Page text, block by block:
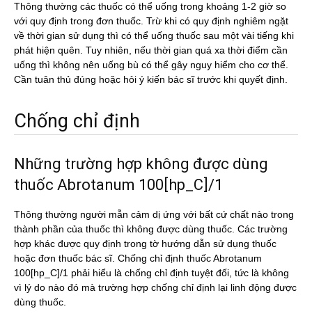
Thông thường các thuốc có thể uống trong khoảng 1-2 giờ so
với quy định trong đơn thuốc. Trừ khi có quy định nghiêm ngặt
về thời gian sử dụng thì có thể uống thuốc sau một vài tiếng khi
phát hiện quên. Tuy nhiên, nếu thời gian quá xa thời điểm cần
uống thì không nên uống bù có thể gây nguy hiểm cho cơ thể.
Cần tuân thủ đúng hoặc hỏi ý kiến bác sĩ trước khi quyết định.
Chống chỉ định
Những trường hợp không được dùng
thuốc Abrotanum 100[hp_C]/1
Thông thường người mẫn cảm dị ứng với bất cứ chất nào trong
thành phần của thuốc thì không được dùng thuốc. Các trường
hợp khác được quy định trong tờ hướng dẫn sử dụng thuốc
hoặc đơn thuốc bác sĩ. Chống chỉ định thuốc Abrotanum
100[hp_C]/1 phải hiểu là chống chỉ định tuyệt đối, tức là không
vì lý do nào đó mà trường hợp chống chỉ định lại linh động được
dùng thuốc.